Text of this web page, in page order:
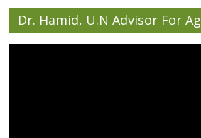
Dr. Hamid, U.N Advisor For